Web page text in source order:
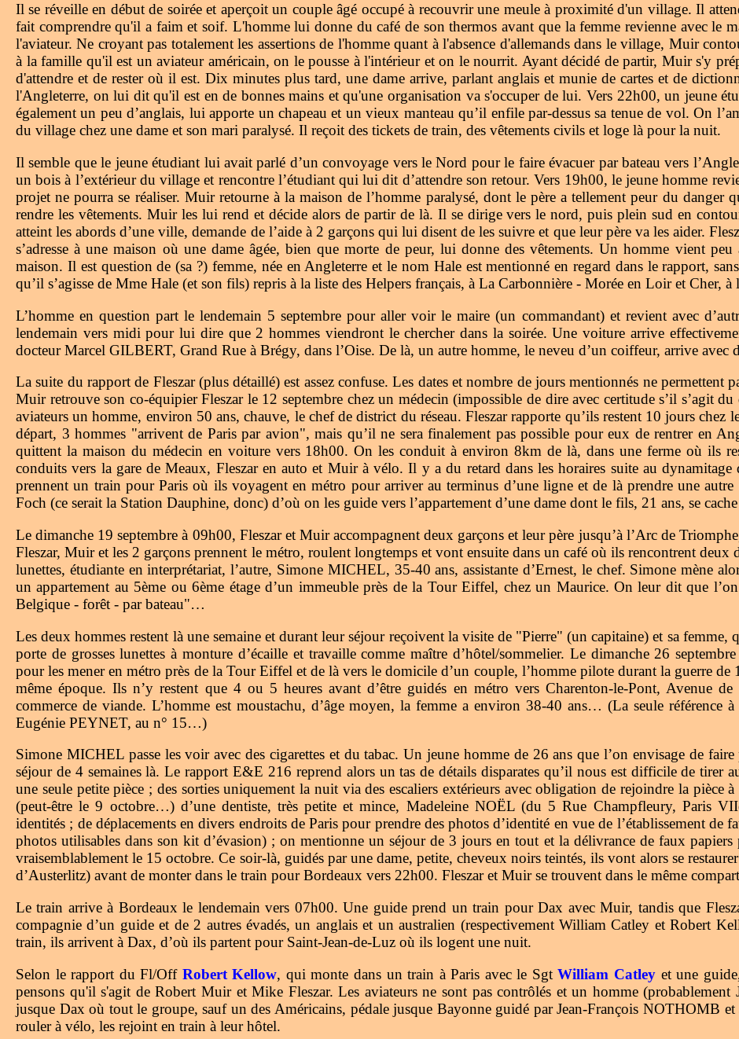
Il se réveille en début de soirée et aperçoit un couple âgé occupé à recouvrir une meule à proximité d'un village. Il
fait comprendre qu'il a faim et soif. L'homme lui donne du café de son thermos avant que la femme revienne avec le
l'aviateur. Ne croyant pas totalement les assertions de l'homme quant à l'absence d'allemands dans le village, Muir
à la famille qu'il est un aviateur américain, on le pousse à l'intérieur et on le nourrit. Ayant décidé de partir, Muir s'y
d'attendre et de rester où il est. Dix minutes plus tard, une dame arrive, parlant anglais et munie de cartes et de
l'Angleterre, on lui dit qu'il est en de bonnes mains et qu'une organisation va s'occuper de lui. Vers 22h00, un jeune
également un peu d’anglais, lui apporte un chapeau et un vieux manteau qu’il enfile par-dessus sa tenue de vol. On
du village chez une dame et son mari paralysé. Il reçoit des tickets de train, des vêtements civils et loge là pour la nuit.
Il semble que le jeune étudiant lui avait parlé d’un convoyage vers le Nord pour le faire évacuer par bateau vers
un bois à l’extérieur du village et rencontre l’étudiant qui lui dit d’attendre son retour. Vers 19h00, le jeune homme
projet ne pourra se réaliser. Muir retourne à la maison de l’homme paralysé, dont le père a tellement peur du danger
rendre les vêtements. Muir les lui rend et décide alors de partir de là. Il se dirige vers le nord, puis plein sud en
atteint les abords d’une ville, demande de l’aide à 2 garçons qui lui disent de les suivre et que leur père va les aider.
s’adresse à une maison où une dame âgée, bien que morte de peur, lui donne des vêtements. Un homme vient
maison. Il est question de (sa ?) femme, née en Angleterre et le nom Hale est mentionné en regard dans le rapport,
qu’il s’agisse de Mme Hale (et son fils) repris à la liste des Helpers français, à La Carbonnière - Morée en Loir et Cher, à
L’homme en question part le lendemain 5 septembre pour aller voir le maire (un commandant) et revient avec
lendemain vers midi pour lui dire que 2 hommes viendront le chercher dans la soirée. Une voiture arrive
docteur Marcel GILBERT, Grand Rue à Brégy, dans l’Oise. De là, un autre homme, le neveu d’un coiffeur, arrive avec
La suite du rapport de Fleszar (plus détaillé) est assez confuse. Les dates et nombre de jours mentionnés ne permettent
Muir retrouve son co-équipier Fleszar le 12 septembre chez un médecin (impossible de dire avec certitude s’il s’agit
aviateurs un homme, environ 50 ans, chauve, le chef de district du réseau. Fleszar rapporte qu’ils restent 10 jours
départ, 3 hommes "arrivent de Paris par avion", mais qu’il ne sera finalement pas possible pour eux de rentrer en
quittent la maison du médecin en voiture vers 18h00. On les conduit à environ 8km de là, dans une ferme où ils
conduits vers la gare de Meaux, Fleszar en auto et Muir à vélo. Il y a du retard dans les horaires suite au
prennent un train pour Paris où ils voyagent en métro pour arriver au terminus d’une ligne et de là prendre une
Foch (ce serait la Station Dauphine, donc) d’où on les guide vers l’appartement d’une dame dont le fils, 21 ans, se
Le dimanche 19 septembre à 09h00, Fleszar et Muir accompagnent deux garçons et leur père jusqu’à l’Arc de
Fleszar, Muir et les 2 garçons prennent le métro, roulent longtemps et vont ensuite dans un café où ils rencontrent deux
lunettes, étudiante en interprétariat, l’autre, Simone MICHEL, 35-40 ans, assistante d’Ernest, le chef. Simone mène
un appartement au 5ème ou 6ème étage d’un immeuble près de la Tour Eiffel, chez un Maurice. On leur dit que
Belgique - forêt - par bateau"…
Les deux hommes restent là une semaine et durant leur séjour reçoivent la visite de "Pierre" (un capitaine) et sa
porte de grosses lunettes à monture d’écaille et travaille comme maître d’hôtel/sommelier. Le dimanche 26
pour les mener en métro près de la Tour Eiffel et de là vers le domicile d’un couple, l’homme pilote durant la guerre de
même époque. Ils n’y restent que 4 ou 5 heures avant d’être guidés en métro vers Charenton-le-Pont, Avenue
commerce de viande. L’homme est moustachu, d’âge moyen, la femme a environ 38-40 ans… (La seule référence
Eugénie PEYNET, au n° 15…)
Simone MICHEL passe les voir avec des cigarettes et du tabac. Un jeune homme de 26 ans que l’on envisage de
séjour de 4 semaines là. Le rapport E&E 216 reprend alors un tas de détails disparates qu’il nous est difficile de tirer
une seule petite pièce ; des sorties uniquement la nuit via des escaliers extérieurs avec obligation de rejoindre la pièce
(peut-être le 9 octobre…) d’une dentiste, très petite et mince, Madeleine NOËL (du 5 Rue Champfleury, Paris
identités ; de déplacements en divers endroits de Paris pour prendre des photos d’identité en vue de l’établissement de
photos utilisables dans son kit d’évasion) ; on mentionne un séjour de 3 jours en tout et la délivrance de faux
vraisemblablement le 15 octobre. Ce soir-là, guidés par une dame, petite, cheveux noirs teintés, ils vont alors se
d’Austerlitz) avant de monter dans le train pour Bordeaux vers 22h00. Fleszar et Muir se trouvent dans le même
Le train arrive à Bordeaux le lendemain vers 07h00. Une guide prend un train pour Dax avec Muir, tandis que
compagnie d’un guide et de 2 autres évadés, un anglais et un australien (respectivement William Catley et Robert
train, ils arrivent à Dax, d’où ils partent pour Saint-Jean-de-Luz où ils logent une nuit.
Selon le rapport du Fl/Off Robert Kellow, qui monte dans un train à Paris avec le SgtWilliam Catleyet une
pensons qu'il s'agit de Robert Muir et Mike Fleszar. Les aviateurs ne sont pas contrôlés et un homme
jusque Dax où tout le groupe, sauf un des Américains, pédale jusque Bayonne guidé par Jean-François NOTHOMB
rouler à vélo, les rejoint en train à leur hôtel.